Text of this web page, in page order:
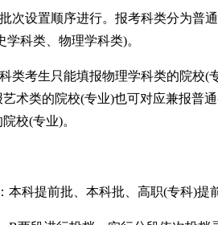
次设置顺序进行。报考科类分为普
科类、物理学科类)。
类考生只能填报物理学科类的院校
术类的院校(专业)也可对应兼报普
校(专业)。
本科提前批、本科批、高职(专科)提